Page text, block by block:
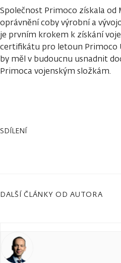
Společnost Primoco získala od
oprávnění coby výrobní a
je prvním krokem k získání
certifikátu pro letoun Primoco
by měl v budoucnu usnadnit
Primoca vojenským složkám.
SDÍLENÍ
DALŠÍ ČLÁNKY OD AUTORA